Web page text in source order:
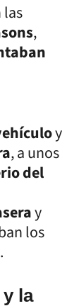
las
,
y
, a unos
del
y
los
la